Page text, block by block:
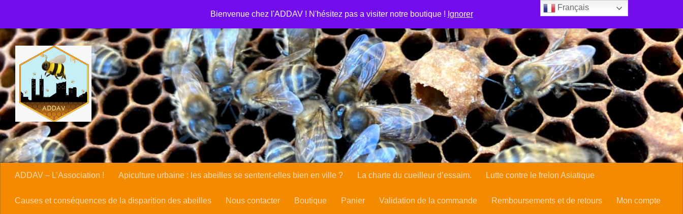
Bienvenue chez l'ADDAV ! N'hésitez pas a visiter notre boutique ! Ignorer
ADDAV – Association de développement et de défense de l’abeille en ville Apiculture urbaine : les abeilles se sentent-elles bien en ville ? Boutique
Causes et conséquences de la disparition des abeilles Client Portal Client Portal Cookie Policy Lutte contre le frelon Asiatique Manage Subscriptions Mon compte
Nous contacter Panier Politique en matière de remboursements et de retours Validation de la commande La charte du cueilleur d’essaim.
ADDAV – L’Association ! Apiculture urbaine : les abeilles se sentent-elles bien en ville ? La charte du cueilleur d’essaim. Lutte contre le frelon Asiatique
Causes et conséquences de la disparition des abeilles Nous contacter Boutique Panier Validation de la commande Remboursements et de retours Mon compte
Français